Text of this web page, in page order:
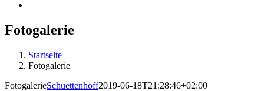
Fotogalerie
Startseite
Fotogalerie
FotogalerieSchuettenhoff2019-06-18T21:28:46+02:00